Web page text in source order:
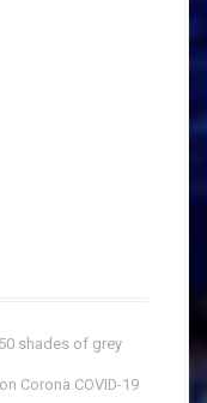
50 shades of grey
Corona COVID-19